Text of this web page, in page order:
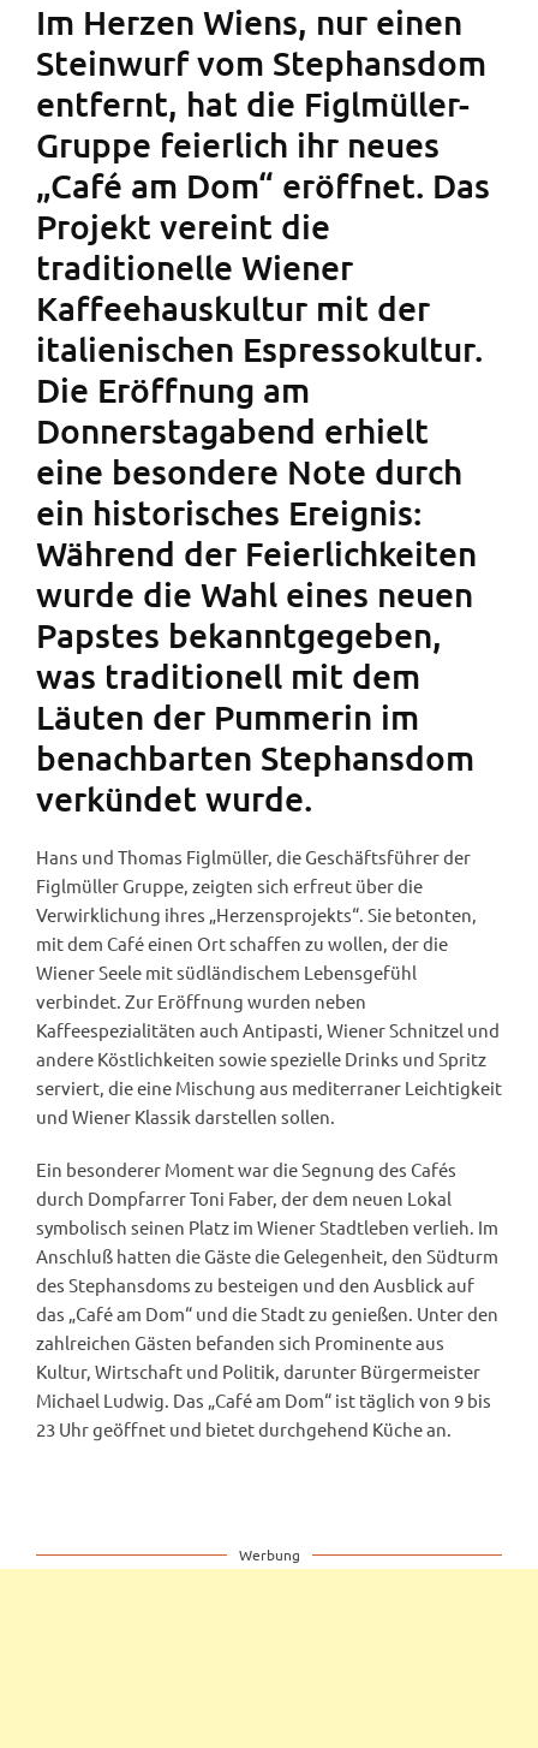
Im Herzen Wiens, nur einen
Steinwurf vom Stephansdom
entfernt, hat die Figlmüller-
Gruppe feierlich ihr neues
„Café am Dom“ eröffnet. Das
Projekt vereint die
traditionelle Wiener
Kaffeehauskultur mit der
italienischen Espressokultur.
Die Eröffnung am
Donnerstagabend erhielt
eine besondere Note durch
ein historisches Ereignis:
Während der Feierlichkeiten
wurde die Wahl eines neuen
Papstes bekanntgegeben,
was traditionell mit dem
Läuten der Pummerin im
benachbarten Stephansdom
verkündet wurde.
Hans und Thomas Figlmüller, die Geschäftsführer der
Figlmüller Gruppe, zeigten sich erfreut über die
Verwirklichung ihres „Herzensprojekts“. Sie betonten,
mit dem Café einen Ort schaffen zu wollen, der die
Wiener Seele mit südländischem Lebensgefühl
verbindet. Zur Eröffnung wurden neben
Kaffeespezialitäten auch Antipasti, Wiener Schnitzel und
andere Köstlichkeiten sowie spezielle Drinks und Spritz
serviert, die eine Mischung aus mediterraner Leichtigkeit
und Wiener Klassik darstellen sollen.
Ein besonderer Moment war die Segnung des Cafés
durch Dompfarrer Toni Faber, der dem neuen Lokal
symbolisch seinen Platz im Wiener Stadtleben verlieh. Im
Anschluß hatten die Gäste die Gelegenheit, den Südturm
des Stephansdoms zu besteigen und den Ausblick auf
das „Café am Dom“ und die Stadt zu genießen. Unter den
zahlreichen Gästen befanden sich Prominente aus
Kultur, Wirtschaft und Politik, darunter Bürgermeister
Michael Ludwig. Das „Café am Dom“ ist täglich von 9 bis
23 Uhr geöffnet und bietet durchgehend Küche an.
Werbung